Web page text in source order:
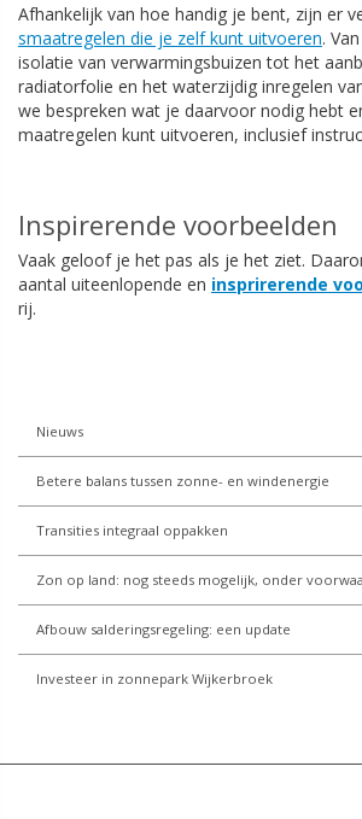
Nieuws
Betere balans tussen zonne- en windenergie
Transities integraal oppakken
Zon op land: nog steeds mogelijk, onder
Afbouw salderingsregeling: een update
Investeer in zonnepark Wijkerbroek
Afhankelijk van hoe handig je bent, zijn er
smaatregelen die je zelf kunt uitvoeren.
isolatie van verwarmingsbuizen tot het
radiatorfolie en het waterzijdig inregelen
we bespreken wat je daarvoor nodig hebt
maatregelen kunt uitvoeren, inclusief
Inspirerende voorbeelden
Vaak geloof je het pas als je het ziet.
aantal uiteenlopende en insprirerende
rij.